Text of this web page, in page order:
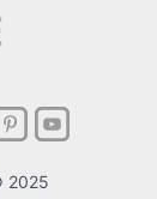
2025